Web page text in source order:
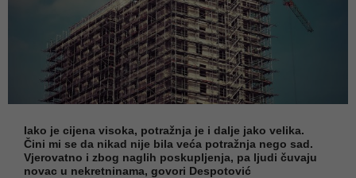
Iako je cijena visoka, potražnja je i dalje jako velika.
Čini mi se da nikad nije bila veća potražnja nego sad.
Vjerovatno i zbog naglih poskupljenja, pa ljudi čuvaju
novac u nekretninama, govori Despotović